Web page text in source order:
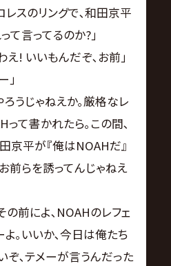
スのリングで､和田京平
て言ってるのか?｣
! いいもんだぞ､お前｣
｣
うじゃねえか｡厳格なレ
って書かれたら｡この間､
京平が『俺はNOAHだ』
前らを誘ってんじゃねえ
前によ､NOAHのレフェ
よ｡いいか､今日は俺たち
ぞ､テメーが言うんだった